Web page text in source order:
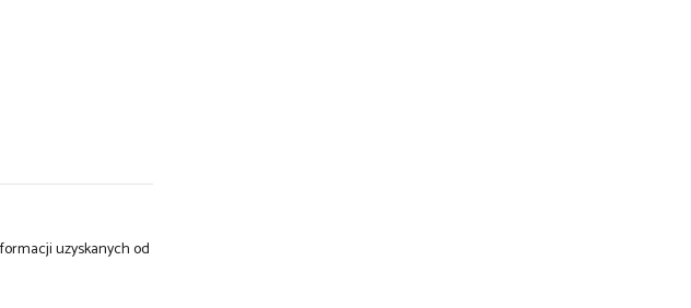
uzyskanych od